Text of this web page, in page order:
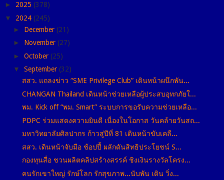
► 2025 (378)
▼ 2024 (245)
► December (21)
► November (27)
► October (25)
▼ September (32)
สสว. แถลงข่าว “SME Privilege Club” เดินหน้าผนึกพัน...
CHANGAN Thailand เดินหน้าช่วยเหลือผู้ประสบอุทกภัยใ...
พม. Kick off “พม. Smart” ระบบการขอรับความช่วยเหลือ...
PDPC ร่วมแสดงความยินดี เนื่องในโอกาส วันคล้ายวันสถ...
มหาวิทยาลัยศิลปากร ก้าวสู่ปีที่ 81 เดินหน้าขับเคลื...
สสว. เดินหน้าจับมือ ช้อปปี้ ผลักดันสิทธิประโยชน์ S...
กองทุนสื่อ ชวนผลิตคลิปสร้างสรรค์ ชิงเงินรางวัลโครง...
คนรักเขาใหญ่ รักษ์โลก รักสุขภาพ...นับพัน เดิน วิ่ง...